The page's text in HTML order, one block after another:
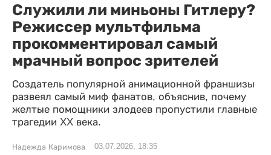
Служили ли миньоны Гитлеру?
Режиссер мультфильма
прокомментировал самый
мрачный вопрос зрителей
Создатель популярной анимационной франшизы
развеял самый миф фанатов, объяснив, почему
желтые помощники злодеев пропустили главные
трагедии XX века.
Надежда Каримова 03.07.2026, 18:35